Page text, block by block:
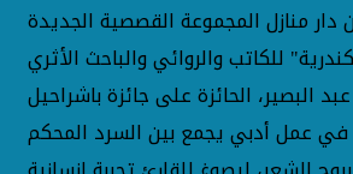
منازل المجموعة القصصية الجديدة
للكاتب والروائي والباحث الأثري
البصير، الحائزة على جائزة باشراحيل
في عمل أدبي يجمع بين السرد المحكم